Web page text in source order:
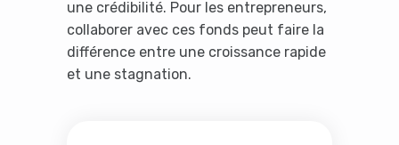
une crédibilité. Pour les entrepreneurs,
collaborer avec ces fonds peut faire la
différence entre une croissance rapide
et une stagnation.
Yes, I will turn off Ad-Blocker